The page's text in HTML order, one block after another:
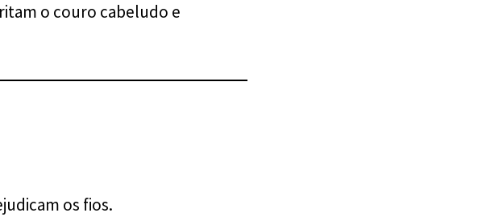
o couro cabeludo e
os fios.